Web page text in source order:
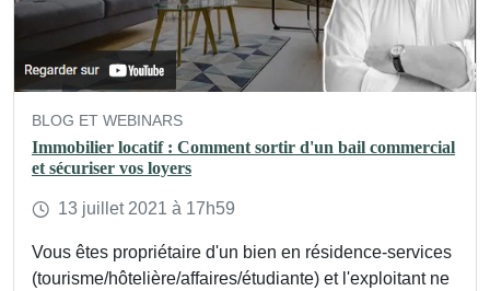
BLOG ET WEBINARS
Immobilier locatif : Comment sortir d'un bail commercial
et sécuriser vos loyers
13 juillet 2021 à 17h59
Vous êtes propriétaire d'un bien en résidence-services
(tourisme/hôtelière/affaires/étudiante) et l'exploitant ne